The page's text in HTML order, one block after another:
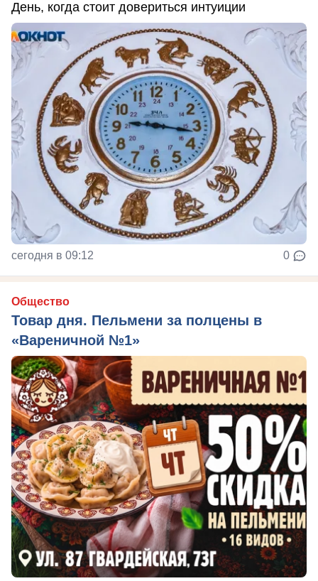
День, когда стоит довериться интуиции
сегодня в 09:12 0
Общество
Товар дня. Пельмени за полцены в
«Вареничной №1»